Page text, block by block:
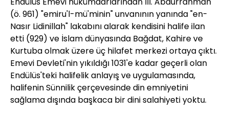
(ö. 961) "emiru'l-mü'minin" unvanının yanında "en-
Nasır Lidinillah" lakabını alarak kendisini halife ilan
etti (929) ve İslam dünyasında Bağdat, Kahire ve
Kurtuba olmak üzere üç hilafet merkezi ortaya çıktı.
Emevi Devleti'nin yıkıldığı 1031'e kadar geçerli olan
Endülüs'teki halifelik anlayış ve uygulamasında,
halifenin Sünnilik çerçevesinde din emniyetini
sağlama dışında başkaca bir dini salahiyeti yoktu.